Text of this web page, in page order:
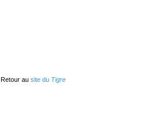
Retour au site du Tigre